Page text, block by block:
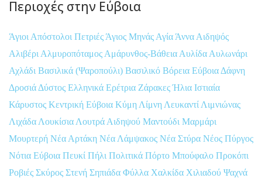
Περιοχές στην Εύβοια
Άγιοι Απόστολοι Πετριές Άγιος Μηνάς Αγία Άννα Αιδηψός
Αλιβέρι Αλμυροπόταμος Αμάρυνθος-Βάθεια Αυλίδα Αυλωνάρι
Αχλάδι Βασιλικά (Ψαροπούλι) Βασιλικό Βόρεια Εύβοια Δάφνη
Δροσιά Δύστος Ελληνικά Ερέτρια ΖάρακεςΉλια Ιστιαία
Κάρυστος Κεντρική Εύβοια Κύμη Λίμνη Λευκαντί Λιμνιώνας
Λιχάδα Λουκίσια Λουτρά Αιδηψού Μαντούδι Μαρμάρι
Μουρτερή Νέα Αρτάκη Νέα Λάμψακος Νέα Στύρα Νέος Πύργος
Νότια Εύβοια Πευκί Πήλι Πολιτικά Πόρτο Μπούφαλο Προκόπι
Ροβιές Σκύρος Στενή Σηπιάδα Φύλλα Χαλκίδα Χιλιαδού Ψαχνά